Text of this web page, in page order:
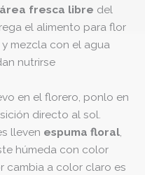
área fresca libre del
el alimento para flor
mezcla con el agua
nutrirse
en el florero, ponlo en
directo al sol.
lleven espuma floral,
húmeda con color
cambia a color claro es